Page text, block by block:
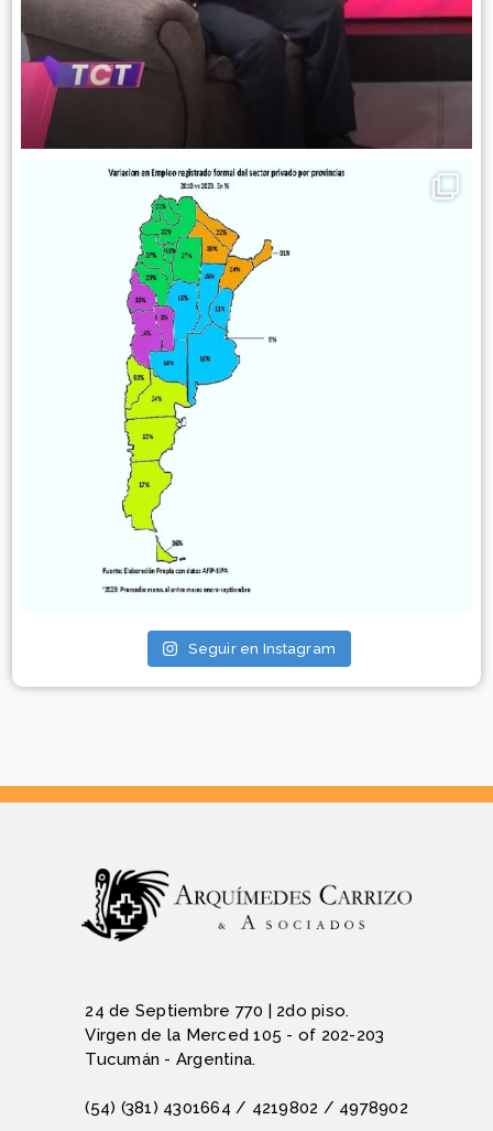
Seguir en Instagram
24 de Septiembre 770 | 2do piso.
Virgen de la Merced 105 - of 202-203
Tucumán - Argentina.
(54) (381) 4301664 / 4219802 / 4978902